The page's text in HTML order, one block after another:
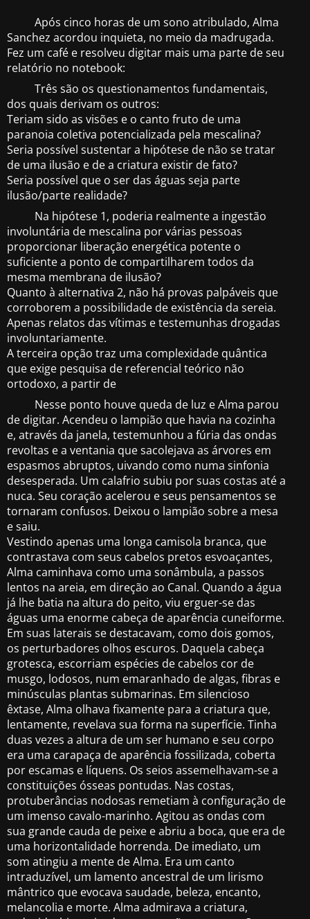
Após cinco horas de um sono atribulado, Alma
Sanchez acordou inquieta, no meio da madrugada.
Fez um café e resolveu digitar mais uma parte de seu
relatório no notebook:
Três são os questionamentos fundamentais,
dos quais derivam os outros:
Teriam sido as visões e o canto fruto de uma
paranoia coletiva potencializada pela mescalina?
Seria possível sustentar a hipótese de não se tratar
de uma ilusão e de a criatura existir de fato?
Seria possível que o ser das águas seja parte
ilusão/parte realidade?
Na hipótese 1, poderia realmente a ingestão
involuntária de mescalina por várias pessoas
proporcionar liberação energética potente o
suficiente a ponto de compartilharem todos da
mesma membrana de ilusão?
Quanto à alternativa 2, não há provas palpáveis que
corroborem a possibilidade de existência da sereia.
Apenas relatos das vítimas e testemunhas drogadas
involuntariamente.
A terceira opção traz uma complexidade quântica
que exige pesquisa de referencial teórico não
ortodoxo, a partir de
Nesse ponto houve queda de luz e Alma parou
de digitar. Acendeu o lampião que havia na cozinha
e, através da janela, testemunhou a fúria das ondas
revoltas e a ventania que sacolejava as árvores em
espasmos abruptos, uivando como numa sinfonia
desesperada. Um calafrio subiu por suas costas até a
nuca. Seu coração acelerou e seus pensamentos se
tornaram confusos. Deixou o lampião sobre a mesa
e saiu.
Vestindo apenas uma longa camisola branca, que
contrastava com seus cabelos pretos esvoaçantes,
Alma caminhava como uma sonâmbula, a passos
lentos na areia, em direção ao Canal. Quando a água
já lhe batia na altura do peito, viu erguer-se das
águas uma enorme cabeça de aparência cuneiforme.
Em suas laterais se destacavam, como dois gomos,
os perturbadores olhos escuros. Daquela cabeça
grotesca, escorriam espécies de cabelos cor de
musgo, lodosos, num emaranhado de algas, fibras e
minúsculas plantas submarinas. Em silencioso
êxtase, Alma olhava fixamente para a criatura que,
lentamente, revelava sua forma na superfície. Tinha
duas vezes a altura de um ser humano e seu corpo
era uma carapaça de aparência fossilizada, coberta
por escamas e líquens. Os seios assemelhavam-se a
constituições ósseas pontudas. Nas costas,
protuberâncias nodosas remetiam à configuração de
um imenso cavalo-marinho. Agitou as ondas com
sua grande cauda de peixe e abriu a boca, que era de
uma horizontalidade horrenda. De imediato, um
som atingiu a mente de Alma. Era um canto
intraduzível, um lamento ancestral de um lirismo
mântrico que evocava saudade, beleza, encanto,
melancolia e morte. Alma admirava a criatura,